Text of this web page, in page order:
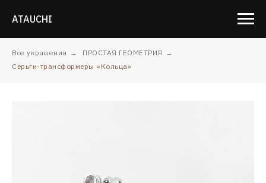
ATAUCHI
Все украшения → ПРОСТАЯ ГЕОМЕТРИЯ →
Серьги-трансформеры «Кольца»